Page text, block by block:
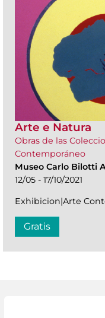
Arte e Natura
Obras de las
Contemporáneo
Museo Carlo Bilotti
12/05 - 17/10/2021
Exhibicion|Arte
Gratis